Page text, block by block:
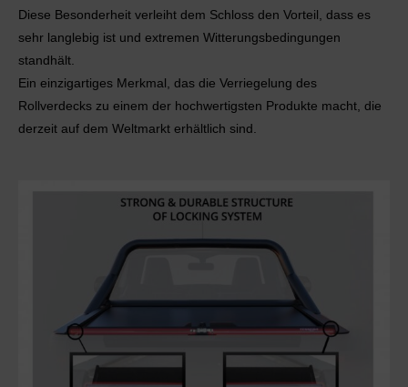
Diese Besonderheit verleiht dem Schloss den Vorteil, dass es
sehr langlebig ist und extremen Witterungsbedingungen
standhält.
Ein einzigartiges Merkmal, das die Verriegelung des
Rollverdecks zu einem der hochwertigsten Produkte macht, die
derzeit auf dem Weltmarkt erhältlich sind.